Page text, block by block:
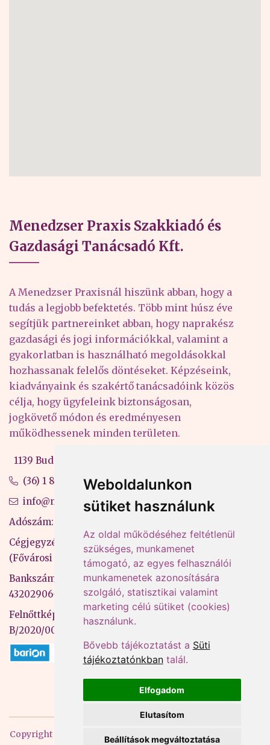
Weboldalunkon
sütiket használunk
Az oldal működéséhez feltétlenül
szükséges, munkamenet
támogató, az egyes felhasználói
munkamenetek azonosítására
szolgáló, statisztikai valamint
marketing célú sütiket (cookies)
használunk.
Bővebb tájékoztatást a Süti
tájékoztatónkbantalál.
Elfogadom
Elutasítom
Beállítások megváltoztatása
Menedzser Praxis Szakkiadó és
Gazdasági Tanácsadó Kft.
A Menedzser Praxisnál hiszünk abban, hogy a
tudás a legjobb befektetés. Több mint húsz éve
segítjük partnereinket abban, hogy naprakész
gazdasági és jogi információkkal, valamint a
gyakorlatban is használható megoldásokkal
hozhassanak felelős döntéseket. Képzéseink,
kiadványaink és szakértő tanácsadóink közös
célja, hogy ügyfeleink biztonságosan,
jogkövető módon és eredményesen
működhessenek minden területen.
1139 Budapest, Váci út 99-105. 4. em.
(36) 1 880 76 00
info@mprx.hu
Adószám: 13598145-2-41
Cégjegyzékszám: 01-09-883770
(Fővárosi Bíróság)
Bankszámlaszám: CIB Bank, 10700581-
43202906-51100005
Felnőttképzési nyilvántartási szám:
B/2020/000053
Copyright 2026 Mprx. Minden jog fenntartva